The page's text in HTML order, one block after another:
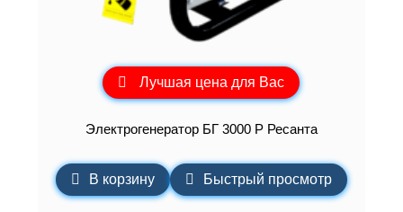
Лучшая цена для Вас
Электрогенератор БГ 3000 Р Ресанта
В корзину Быстрый просмотр